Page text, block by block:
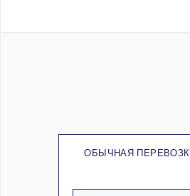
ОБЫЧНАЯ